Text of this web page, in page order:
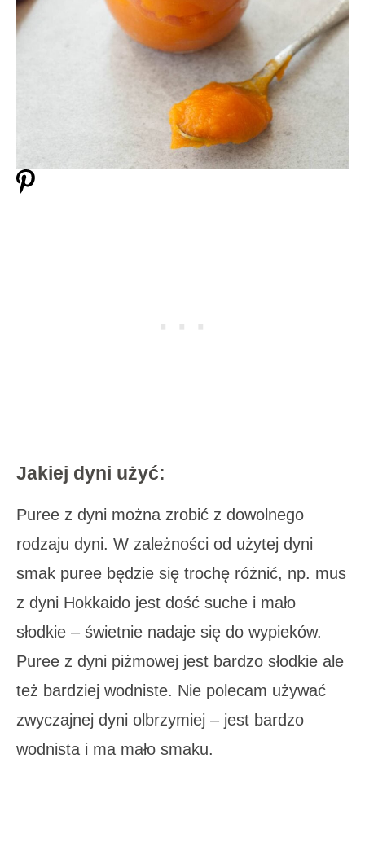
Jakiej dyni użyć:
Puree z dyni można zrobić z dowolnego
rodzaju dyni. W zależności od użytej dyni
smak puree będzie się trochę różnić, np. mus
z dyni Hokkaido jest dość suche i mało
słodkie – świetnie nadaje się do wypieków.
Puree z dyni piżmowej jest bardzo słodkie ale
też bardziej wodniste. Nie polecam używać
zwyczajnej dyni olbrzymiej – jest bardzo
wodnista i ma mało smaku.